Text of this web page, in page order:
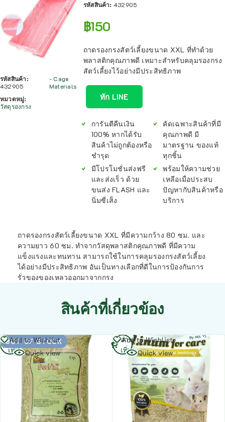
รหัสสินค้า:
432905
หมวดหมู่:
วัสดุรองกรง
- Cage
Materials
รหัสสินค้า: 432905
฿150
ถาดรองกรงสัตว์เลี้ยงขนาด XXL ที่ทำด้วย
พลาสติกคุณภาพดี เหมาะสำหรับคลุมรองกรง
สัตว์เลี้ยงไว้อย่างมีประสิทธิภาพ
ทัก LINE
การันตีคืนเงิน
100% หากได้รับ
สินค้าไม่ถูกต้องหรือ
ชำรุด
มีโปรโมชั่นส่งฟรี
และส่งเร็ว ด้วย
ขนส่ง FLASH และ
นิ่มซี่เส็ง
คัดเฉพาะสินค้าที่มี
คุณภาพดี มี
มาตรฐาน ของแท้
ทุกชิ้น
พร้อมให้ความช่วย
เหลือเมื่อประสบ
ปัญหากับสินค้าหรือ
บริการ
ถาดรองกรงสัตว์เลี้ยงขนาด XXL ที่มีความกว้าง 80 ซม. และ
ความยาว 60 ซม. ทำจากวัสดุพลาสติกคุณภาพดี ที่มีความ
แข็งแรงและทนทาน สามารถใช้ในการคลุมรองกรงสัตว์เลี้ยง
ได้อย่างมีประสิทธิภาพ อันเป็นทางเลือกที่ดีในการป้องกันการ
รั่วของของเหลวออกมาจากกรง
สินค้าที่เกี่ยวข้อง
OUT OF STOCK
Add to Wishlist
Quick view
อ่าน
เพิ่ม
Add to Wishlist
Quick view
อ่าน
เพิ่ม